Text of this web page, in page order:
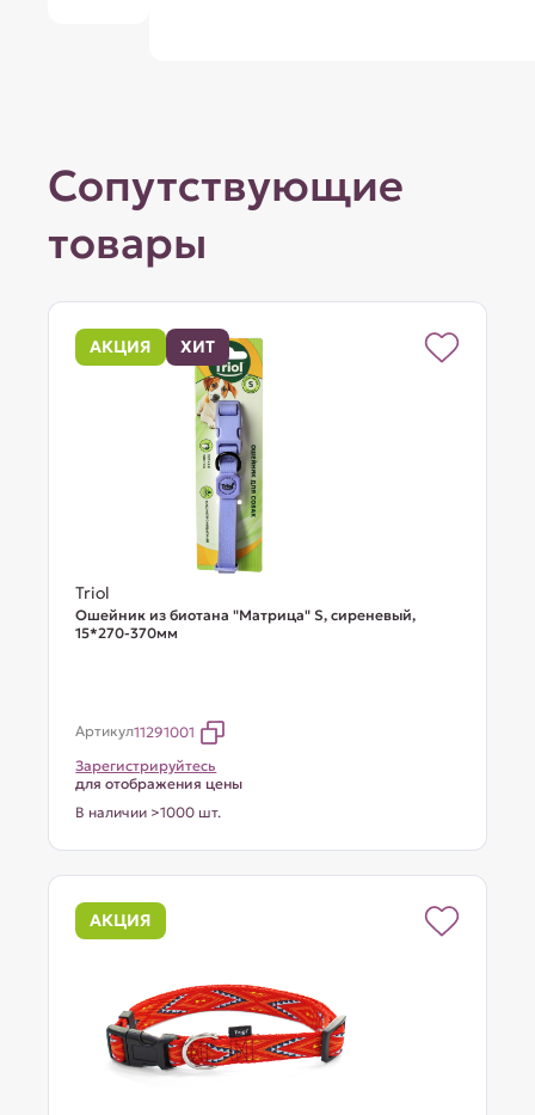
Сопутствующие
товары
АКЦИЯ ХИТ
Triol
Ошейник из биотана "Матрица" S, сиреневый,
15*270-370мм
Артикул11291001
Зарегистрируйтесь
для отображения цены
В наличии >1000 шт.
АКЦИЯ